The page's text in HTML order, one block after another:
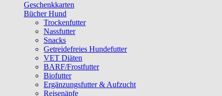
Geschenkkarten
Bücher Hund
Trockenfutter
Nassfutter
Snacks
Getreidefreies Hundefutter
VET Diäten
BARF/Frostfutter
Biofutter
Ergänzungsfutter & Aufzucht
Reisenäpfe